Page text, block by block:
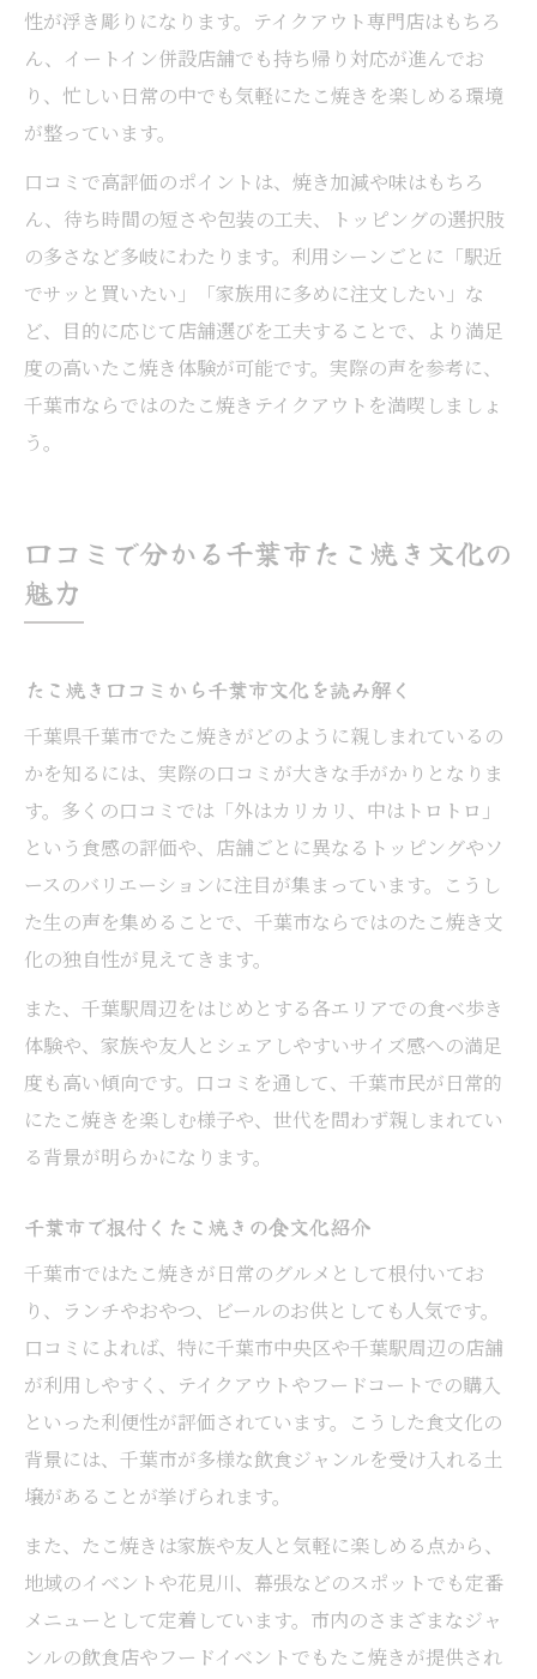
性が浮き彫りになります。テイクアウト専門店はもちろ
ん、イートイン併設店舗でも持ち帰り対応が進んでお
り、忙しい日常の中でも気軽にたこ焼きを楽しめる環境
が整っています。
口コミで高評価のポイントは、焼き加減や味はもちろ
ん、待ち時間の短さや包装の工夫、トッピングの選択肢
の多さなど多岐にわたります。利用シーンごとに「駅近
でサッと買いたい」「家族用に多めに注文したい」な
ど、目的に応じて店舗選びを工夫することで、より満足
度の高いたこ焼き体験が可能です。実際の声を参考に、
千葉市ならではのたこ焼きテイクアウトを満喫しましょ
う。
口コミで分かる千葉市たこ焼き文化の
魅力
たこ焼き口コミから千葉市文化を読み解く
千葉県千葉市でたこ焼きがどのように親しまれているの
かを知るには、実際の口コミが大きな手がかりとなりま
す。多くの口コミでは「外はカリカリ、中はトロトロ」
という食感の評価や、店舗ごとに異なるトッピングやソ
ースのバリエーションに注目が集まっています。こうし
た生の声を集めることで、千葉市ならではのたこ焼き文
化の独自性が見えてきます。
また、千葉駅周辺をはじめとする各エリアでの食べ歩き
体験や、家族や友人とシェアしやすいサイズ感への満足
度も高い傾向です。口コミを通して、千葉市民が日常的
にたこ焼きを楽しむ様子や、世代を問わず親しまれてい
る背景が明らかになります。
千葉市で根付くたこ焼きの食文化紹介
千葉市ではたこ焼きが日常のグルメとして根付いてお
り、ランチやおやつ、ビールのお供としても人気です。
口コミによれば、特に千葉市中央区や千葉駅周辺の店舗
が利用しやすく、テイクアウトやフードコートでの購入
といった利便性が評価されています。こうした食文化の
背景には、千葉市が多様な飲食ジャンルを受け入れる土
壌があることが挙げられます。
また、たこ焼きは家族や友人と気軽に楽しめる点から、
地域のイベントや花見川、幕張などのスポットでも定番
メニューとして定着しています。市内のさまざまなジャ
ンルの飲食店やフードイベントでもたこ焼きが提供され